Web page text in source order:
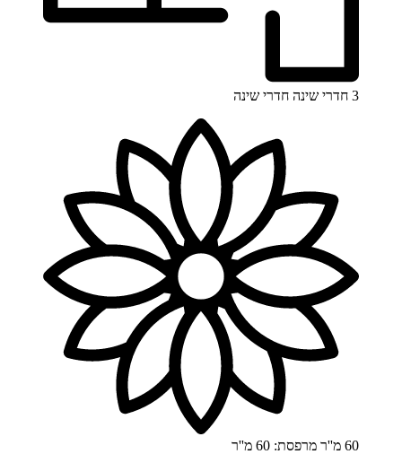
3 חדרי שינה חדרי שינה
60 מ''ר מרפסת: 60 מ''ר